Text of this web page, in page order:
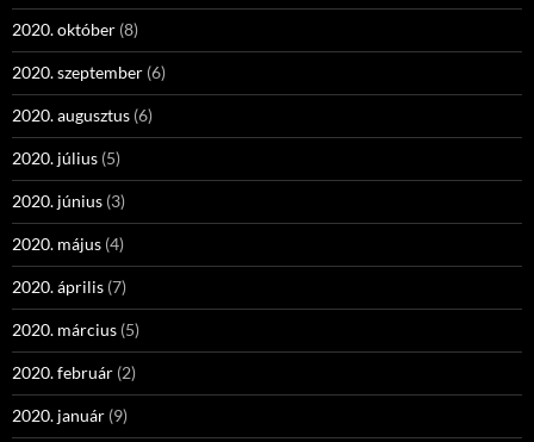
2020. október (8)
2020. szeptember (6)
2020. augusztus (6)
2020. július (5)
2020. június (3)
2020. május (4)
2020. április (7)
2020. március (5)
2020. február (2)
2020. január (9)